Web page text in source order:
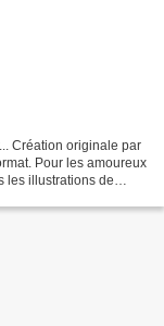
Création originale par
Pour les amoureux
les illustrations de